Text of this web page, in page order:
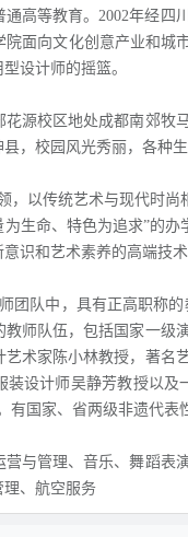
高等教育。2002年经
面向文化创意产业和
设计师的摇篮。
源校区地处成都南郊牧
，校园风光秀丽，各种
，以传统艺术与现代时
生命、特色为追求”的
识和艺术素养的高端技术
团队中，具有正高职称
师队伍，包括国家一
术家陈小林教授，著
设计师吴静芳教授以
国家、省两级非遗代表
与管理、音乐、舞蹈
、航空服务